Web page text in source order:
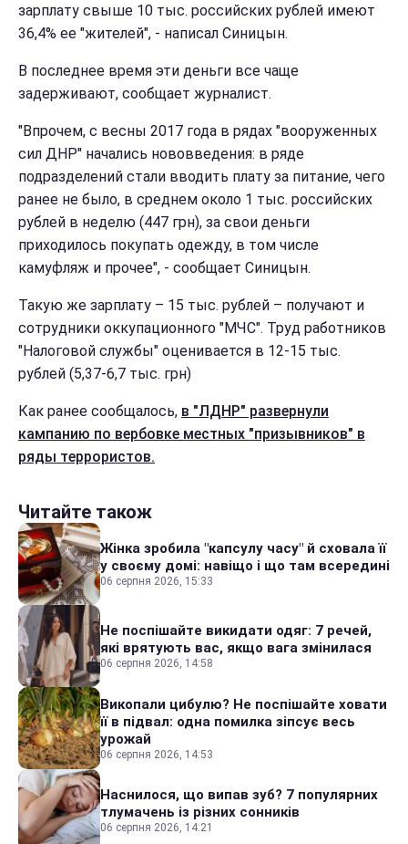
зарплату свыше 10 тыс. российских рублей имеют
36,4% ее "жителей", - написал Синицын.
В последнее время эти деньги все чаще
задерживают, сообщает журналист.
"Впрочем, с весны 2017 года в рядах "вооруженных
сил ДНР" начались нововведения: в ряде
подразделений стали вводить плату за питание, чего
ранее не было, в среднем около 1 тыс. российских
рублей в неделю (447 грн), за свои деньги
приходилось покупать одежду, в том числе
камуфляж и прочее", - сообщает Синицын.
Такую же зарплату – 15 тыс. рублей – получают и
сотрудники оккупационного "МЧС". Труд работников
"Налоговой службы" оценивается в 12-15 тыс.
рублей (5,37-6,7 тыс. грн)
Как ранее сообщалось, в "ЛДНР" развернули
кампанию по вербовке местных "призывников" в
ряды террористов.
Читайте також
Жінка зробила "капсулу часу" й сховала її
у своєму домі: навіщо і що там всередині
06 серпня 2026, 15:33
Не поспішайте викидати одяг: 7 речей,
які врятують вас, якщо вага змінилася
06 серпня 2026, 14:58
Викопали цибулю? Не поспішайте ховати
її в підвал: одна помилка зіпсує весь
урожай
06 серпня 2026, 14:53
Наснилося, що випав зуб? 7 популярних
тлумачень із різних сонників
06 серпня 2026, 14:21